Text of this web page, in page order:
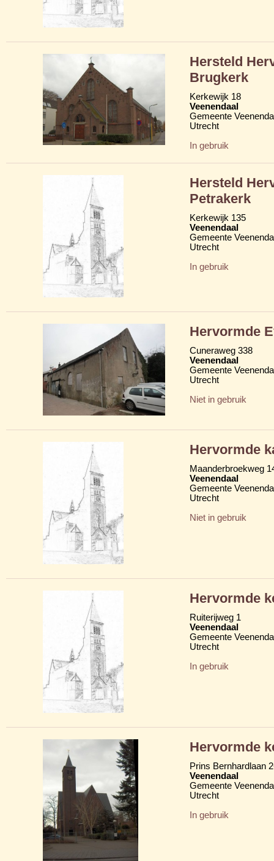
Hersteld
Brugkerk
Kerkewijk 18
Veenendaal
Gemeente
Utrecht
In gebruik
Hersteld
Petrakerk
Kerkewijk 135
Veenendaal
Gemeente
Utrecht
In gebruik
Hervormde
Cuneraweg 338
Veenendaal
Gemeente
Utrecht
Niet in gebruik
Hervormde
Maanderbroekweg
Veenendaal
Gemeente
Utrecht
Niet in gebruik
Hervormde
Ruiterijweg 1
Veenendaal
Gemeente
Utrecht
In gebruik
Hervormde
Prins Bernhardlaan
Veenendaal
Gemeente
Utrecht
In gebruik